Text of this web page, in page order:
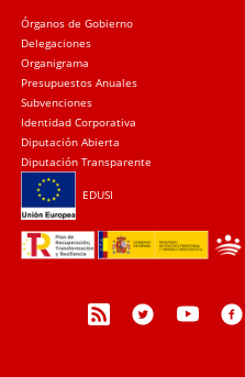
Órganos de Gobierno
Delegaciones
Organigrama
Presupuestos Anuales
Subvenciones
Identidad Corporativa
Diputación Abierta
Diputación Transparente
EDUSI